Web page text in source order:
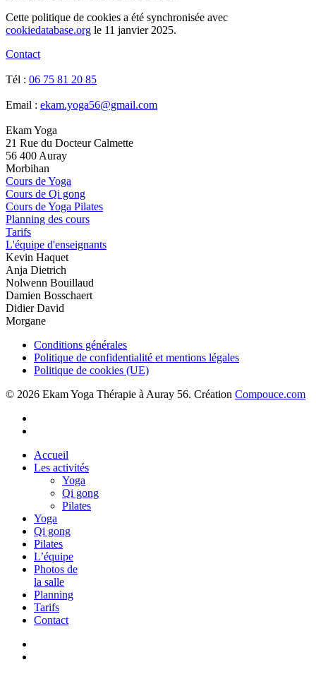
Cette politique de cookies a été synchronisée avec
cookiedatabase.org le 11 janvier 2025.
Contact
Tél : 06 75 81 20 85
Email : ekam.yoga56@gmail.com
Ekam Yoga
21 Rue du Docteur Calmette
56 400 Auray
Morbihan
Cours de Yoga
Cours de Qi gong
Cours de Yoga Pilates
Planning des cours
Tarifs
L'équipe d'enseignants
Kevin Haquet
Anja Dietrich
Nolwenn Bouillaud
Damien Bosschaert
Didier David
Morgane
Conditions générales
Politique de confidentialité et mentions légales
Politique de cookies (UE)
© 2026 Ekam Yoga Thérapie à Auray 56. Création Compouce.com
Close
Menu
Accueil
Les activités
Yoga
Qi gong
Pilates
Yoga
Qi gong
Pilates
L’équipe
Photos de
la salle
Planning
Tarifs
Contact